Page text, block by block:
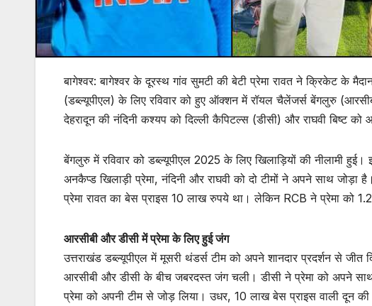
बागेश्वर: बागेश्वर के दूरस्थ गांव सुमटी की बेटी प्रेमा रावत ने क्रिकेट के
(डब्ल्यूपीएल) के लिए रविवार को हुए ऑक्शन में रॉयल चैलेंजर्स बेंगलुरु
देहरादून की नंदिनी कश्यप को दिल्ली कैपिटल्स (डीसी) और राघवी बिष्ट
बेंगलुरु में रविवार को डब्ल्यूपीएल 2025 के लिए खिलाड़ियों की नीलामी
अनकैप्ड खिलाड़ी प्रेमा, नंदिनी और राघवी को दो टीमों ने अपने साथ
प्रेमा रावत का बेस प्राइस 10 लाख रुपये था। लेकिन RCB ने प्रेमा को
आरसीबी और डीसी में प्रेमा के लिए हुई जंग
उत्तराखंड डब्ल्यूपीएल में मूसरी थंडर्स टीम को अपने शानदार प्रदर्शन से
आरसीबी और डीसी के बीच जबरदस्त जंग चली। डीसी ने प्रेमा को अपने
प्रेमा को अपनी टीम से जोड़ लिया। उधर, 10 लाख बेस प्राइस वाली दून